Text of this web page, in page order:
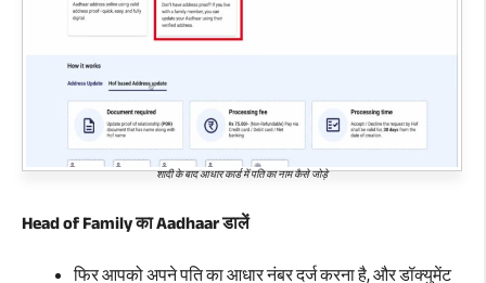
शादी के बाद आधार कार्ड में पति का नाम कैसे जोड़े
Head of Family का Aadhaar डालें